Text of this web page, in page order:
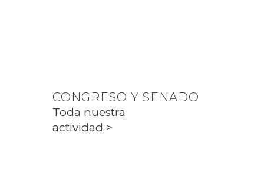
CONGRESO Y SENADO
Toda nuestra
actividad >